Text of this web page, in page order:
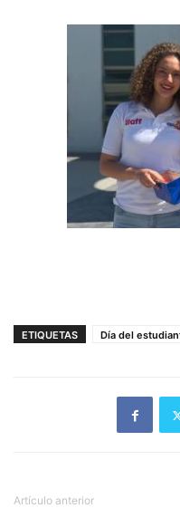
ETIQUETAS Día del
Artículo anterior